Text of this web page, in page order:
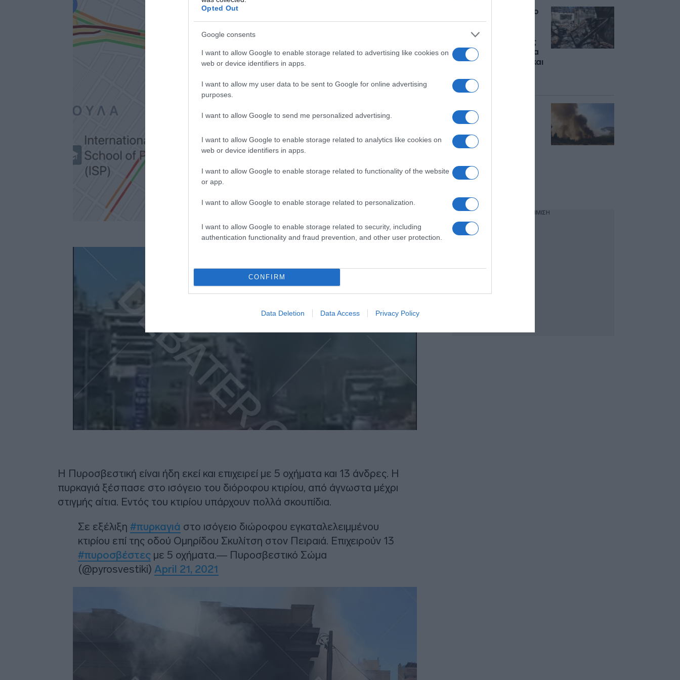
Opted Out
Google consents
I want to allow Google to enable storage related to advertising like cookies on
web or device identifiers in apps.
I want to allow my user data to be sent to Google for online advertising
purposes.
I want to allow Google to send me personalized advertising.
I want to allow Google to enable storage related to analytics like cookies on
web or device identifiers in apps.
I want to allow Google to enable storage related to functionality of the website
or app.
I want to allow Google to enable storage related to personalization.
I want to allow Google to enable storage related to security, including
authentication functionality and fraud prevention, and other user protection.
CONFIRM
Data Deletion Data Access Privacy Policy
Η Πυροσβεστική είναι ήδη εκεί και επιχειρεί με 5 οχήματα και 13 άνδρες. Η
πυρκαγιά ξέσπασε στο ισόγειο του διόροφου κτιρίου, από άγνωστα μέχρι
στιγμής αίτια. Εντός του κτιρίου υπάρχουν πολλά σκουπίδια.
Σε εξέλιξη #πυρκαγιά στο ισόγειο διώροφου εγκαταλελειμμένου
κτιρίου επί της οδού Ομηρίδου Σκυλίτση στον Πειραιά. Επιχειρούν 13
#πυροσβέστες με 5 οχήματα.— Πυροσβεστικό Σώμα
(@pyrosvestiki) April 21, 2021
Μέχρι τον Δεκέμβριο
η ολοκλήρωση των
αντιπλημμυρικών
έργων για τις φωτιές
σε Αττική και Βοιωτία
– Άμεσα οι μελέτες και
πυρόπληκτους
Πυρκαγιές σε Αττική
και Βοιωτία: Το
ήταν ένα “από τα
ισχυρότερα
τελευταίων 50
χρόνων” – Η
ΔΙΑΦΗΜΙΣΗ